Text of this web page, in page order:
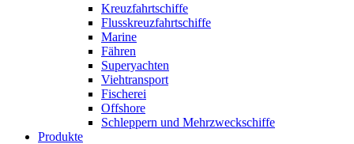
Kreuzfahrtschiffe
Flusskreuzfahrtschiffe
Marine
Fähren
Superyachten
Viehtransport
Fischerei
Offshore
Schleppern und Mehrzweckschiffe
Produkte